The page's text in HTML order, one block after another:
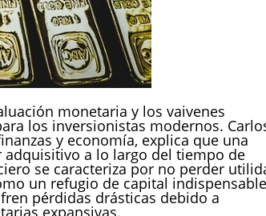
monetaria y los vaivenes
los inversionistas modernos.
y economía, explica que una
adquisitivo a lo largo del tiempo de
se caracteriza por no perder
un refugio de capital indispensable
pérdidas drásticas debido a